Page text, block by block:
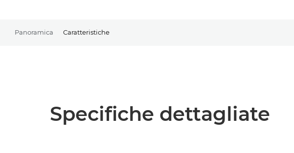
Panoramica Caratteristiche
Specifiche dettagliate